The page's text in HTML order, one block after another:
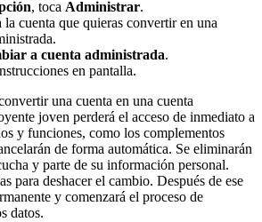
, toca Administrar.
la cuenta que quieras convertir en una
a cuenta administrada.
en pantalla.
una cuenta en una cuenta
joven perderá el acceso de inmediato a
y funciones, como los complementos
de forma automática. Se eliminarán
y parte de su información personal.
para deshacer el cambio. Después de ese
y comenzará el proceso de
datos.